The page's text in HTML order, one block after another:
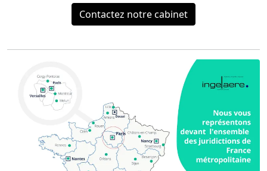
Contactez notre cabinet